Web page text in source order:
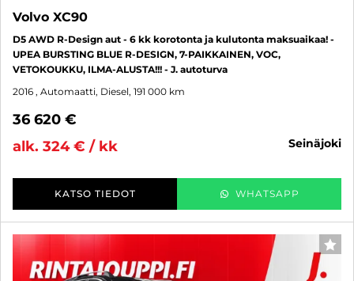
Volvo XC90
D5 AWD R-Design aut - 6 kk korotonta ja kulutonta maksuaikaa! -
UPEA BURSTING BLUE R-DESIGN, 7-PAIKKAINEN, VOC,
VETOKOUKKU, ILMA-ALUSTA!!! - J. autoturva
2016 , Automaatti, Diesel, 191 000 km
36 620 €
alk. 324 € / kk
seinäjoki
KATSO TIEDOT WHATSAPP